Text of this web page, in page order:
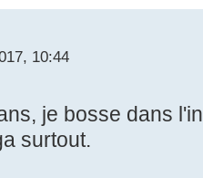
10:44
je bosse dans
surtout.